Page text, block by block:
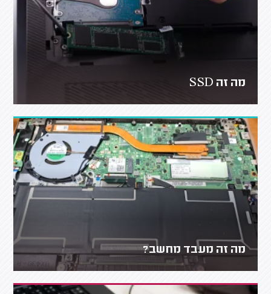
מה זה SSD
מה זה מעבד מחשב?